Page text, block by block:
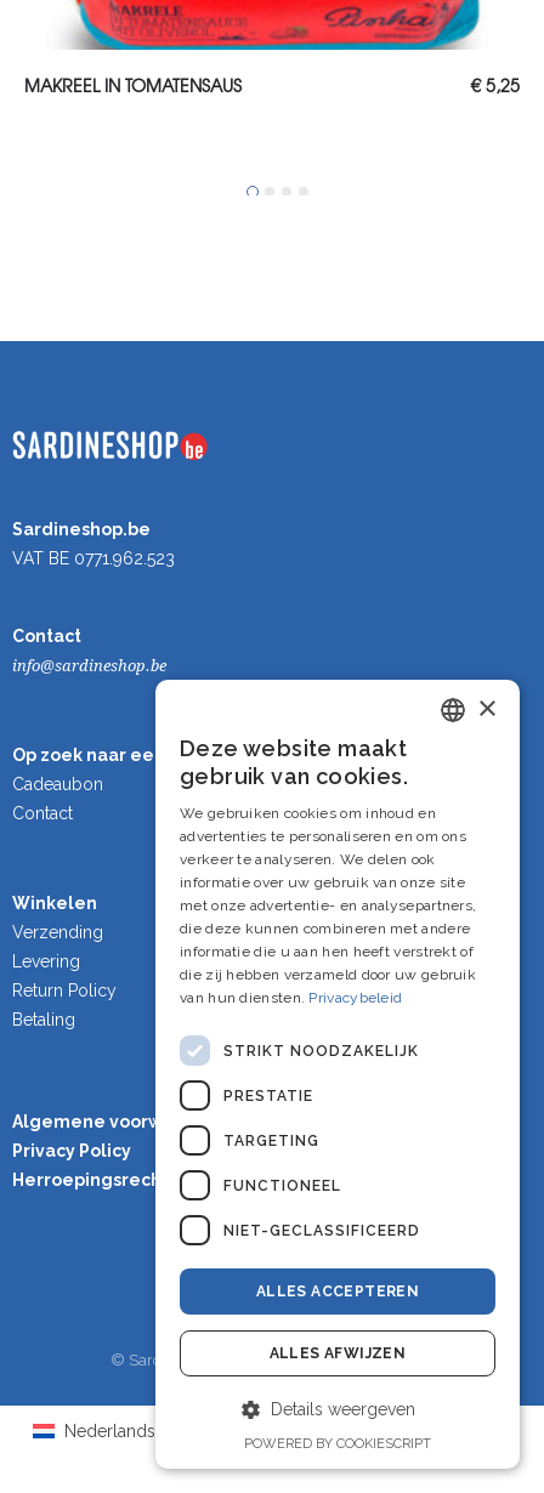
TOEVOEGEN AAN WINKELWAGEN
MAKREEL IN TOMATENSAUS €5,25
Sardineshop.be
VAT BE 0771.962.523
Contact
info@sardineshop.be
Op zoek naar een cadeau?
Cadeaubon
Contact
Winkelen
Verzending
Levering
Return Policy
Betaling
Algemene voorwaarden
Privacy Policy
Herroepingsrecht
© Sardineshop - Alle rechten voorbehouden.
Nederlands
×
Deze website maakt
gebruik van cookies.
We gebruiken cookies om inhoud en
advertenties te personaliseren en om ons
verkeer te analyseren. We delen ook
informatie over uw gebruik van onze site
met onze advertentie- en analysepartners,
die deze kunnen combineren met andere
informatie die u aan hen heeft verstrekt of
die zij hebben verzameld door uw gebruik
van hun diensten. Privacybeleid
STRIKT NOODZAKELIJK
PRESTATIE
TARGETING
FUNCTIONEEL
NIET-GECLASSIFICEERD
ALLES ACCEPTEREN
ALLES AFWIJZEN
Details weergeven
POWERED BY COOKIESCRIPT